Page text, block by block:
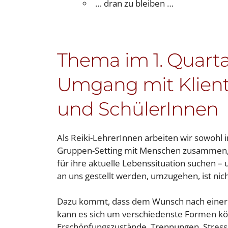
… dran zu bleiben …
Thema im 1.
Umgang mit
und SchülerInnen
Als Reiki-LehrerInnen arbeiten wir sowohl
Gruppen-Setting mit Menschen
für ihre aktuelle Lebenssituation suchen –
an uns gestellt werden, umzugehen, ist
Dazu kommt, dass dem Wunsch nach
kann es sich um verschiedenste Formen